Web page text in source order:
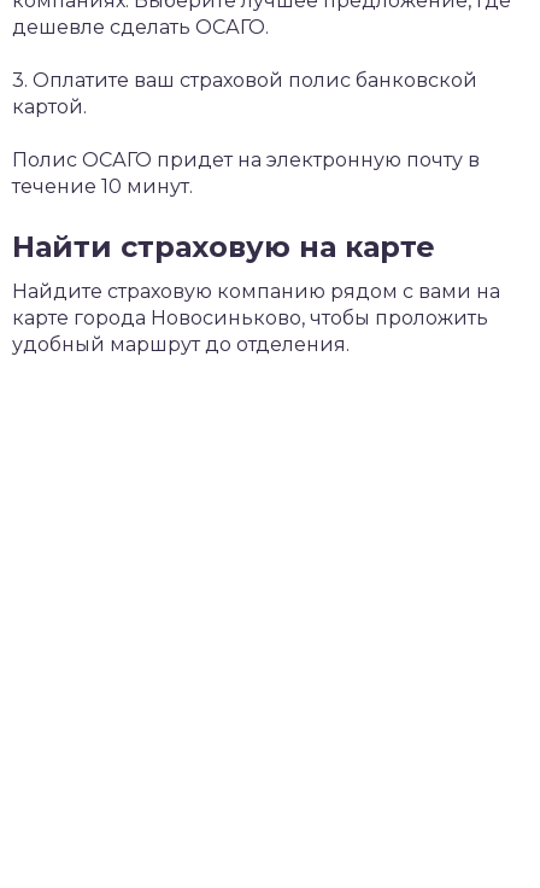
дешевле сделать ОСАГО.
3. Оплатите ваш страховой полис банковской
картой.
Полис ОСАГО придет на электронную почту в
течение 10 минут.
Найти страховую на карте
Найдите страховую компанию рядом с вами на
карте города Новосиньково, чтобы проложить
удобный маршрут до отделения.